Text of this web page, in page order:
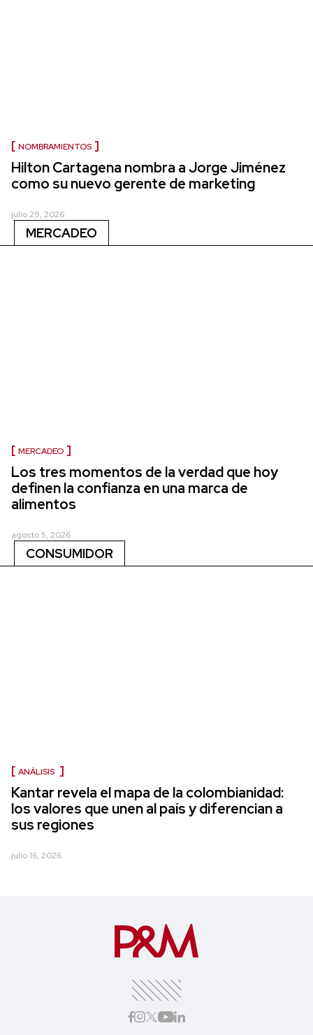
NOMBRAMIENTOS
Hilton Cartagena nombra a Jorge Jiménez
como su nuevo gerente de marketing
julio 29, 2026
MERCADEO
MERCADEO
Los tres momentos de la verdad que hoy
definen la confianza en una marca de
alimentos
agosto 5, 2026
CONSUMIDOR
ANÁLISIS
Kantar revela el mapa de la colombianidad:
los valores que unen al país y diferencian a
sus regiones
julio 16, 2026